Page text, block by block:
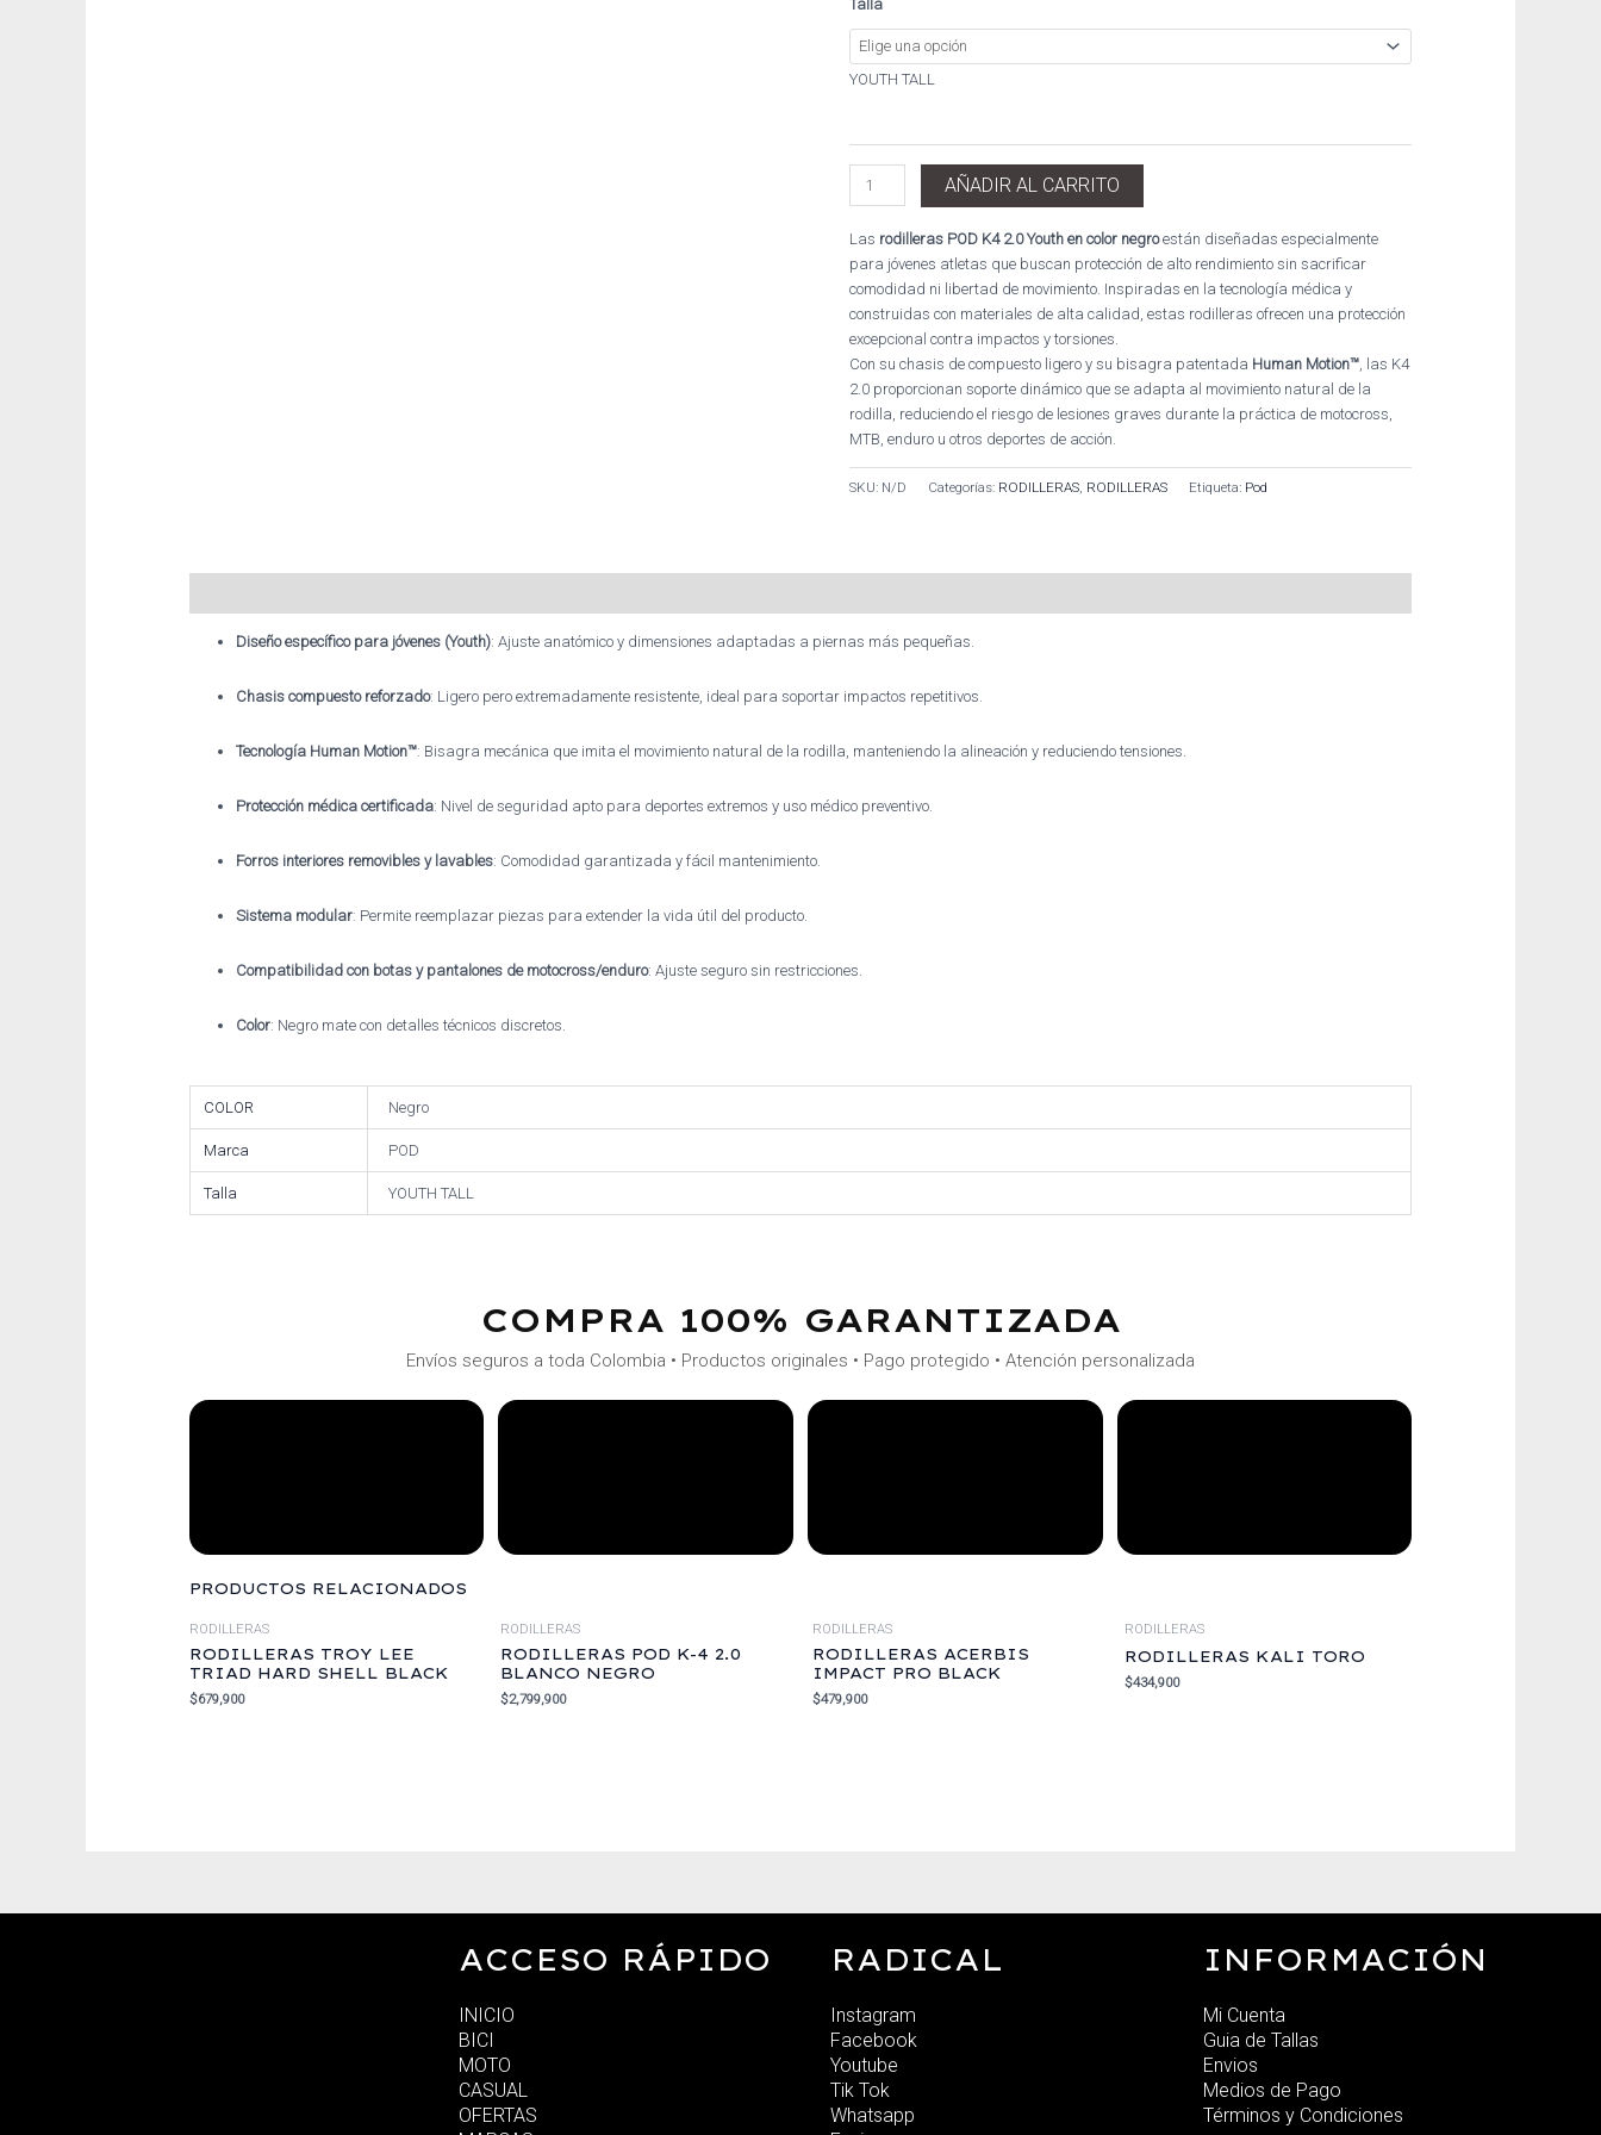
Talla
YOUTH TALL
AÑADIR AL CARRITO
Las rodilleras POD K4 2.0 Youth en color negroestán diseñadas especialmente
para jóvenes atletas que buscan protección de alto rendimiento sin sacrificar
comodidad ni libertad de movimiento. Inspiradas en la tecnología médica y
construidas con materiales de alta calidad, estas rodilleras ofrecen una protección
excepcional contra impactos y torsiones.
Con su chasis de compuesto ligero y su bisagra patentada Human Motion™ , las K4
2.0 proporcionan soporte dinámico que se adapta al movimiento natural de la
rodilla, reduciendo el riesgo de lesiones graves durante la práctica de motocross,
MTB, enduro u otros deportes de acción.
SKU: N/D Categorías: RODILLERAS RODILLERAS Etiqueta: Pod
Diseño específico para jóvenes (Youth): Ajuste anatómico y dimensiones adaptadas a piernas más pequeñas.
Chasis compuesto reforzado: Ligero pero extremadamente resistente, ideal para soportar impactos repetitivos.
Tecnología Human Motion™: Bisagra mecánica que imita el movimiento natural de la rodilla, manteniendo la alineación y reduciendo tensiones.
Protección médica certificada: Nivel de seguridad apto para deportes extremos y uso médico preventivo.
Forros interiores removibles y lavables: Comodidad garantizada y fácil mantenimiento.
Sistema modular: Permite reemplazar piezas para extender la vida útil del producto.
Compatibilidad con botas y pantalones de motocross/enduro: Ajuste seguro sin restricciones.
Color: Negro mate con detalles técnicos discretos.
COLOR Negro
Marca POD
Talla YOUTH TALL
COMPRA 100% GARANTIZADA
Envíos seguros a toda Colombia • Productos originales • Pago protegido • Atención personalizada
PRODUCTOS RELACIONADOS
RODILLERAS
RODILLERAS TROY LEE
TRIAD HARD SHELL BLACK
$679,900
RODILLERAS
RODILLERAS POD K-4 2.0
BLANCO NEGRO
$2,799,900
RODILLERAS
RODILLERAS ACERBIS
IMPACT PRO BLACK
$479,900
RODILLERAS
RODILLERAS KALI TORO
$434,900
ACCESO RÁPIDO
INICIO
BICI
MOTO
CASUAL
OFERTAS
RADICAL
Instagram
Facebook
Youtube
Tik Tok
Whatsapp
INFORMACIÓN
Mi Cuenta
Guia de Tallas
Envios
Medios de Pago
Términos y Condiciones